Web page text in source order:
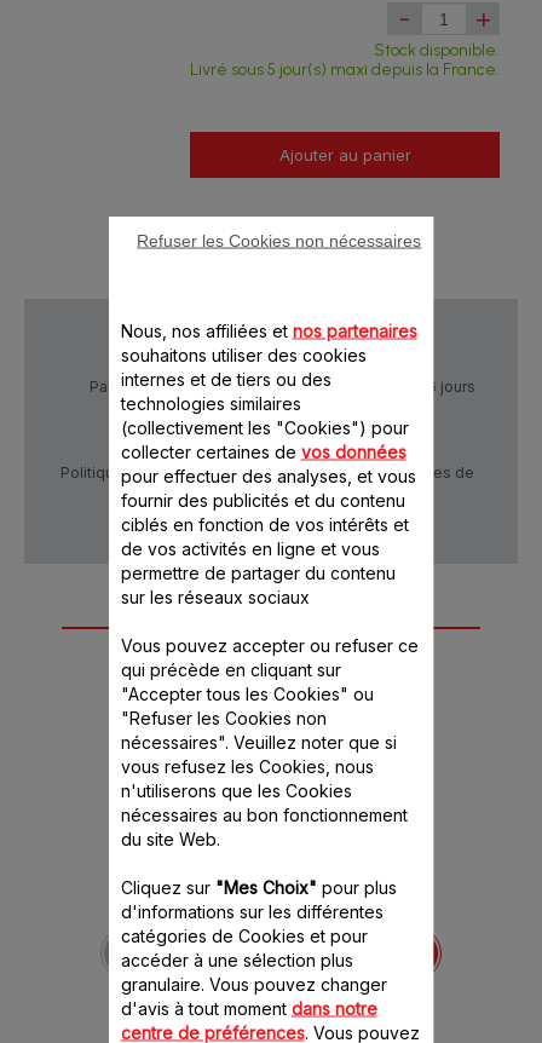
- +
Stock disponible.
Livré sous 5 jour(s) maxi depuis la France.
Ajouter au panier
Paiement Sécurisé Livraison sous 5 à 6 jours
Politique de confidentialité
Conditions générales de
recommandé(s)
Corps du hachoir SS-
193512
Vos charcuteries à la
demande
Stock disponible.
Nous, nos affiliées et nos partenaires
souhaitons utiliser des cookies
internes et de tiers ou des
technologies similaires
(collectivement les "Cookies") pour
collecter certaines de vos données
pour effectuer des analyses, et vous
fournir des publicités et du contenu
ciblés en fonction de vos intérêts et
de vos activités en ligne et vous
permettre de partager du contenu
sur les réseaux sociaux
Vous pouvez accepter ou refuser ce
qui précède en cliquant sur
"Accepter tous les Cookies" ou
"Refuser les Cookies non
nécessaires". Veuillez noter que si
vous refusez les Cookies, nous
n'utiliserons que les Cookies
nécessaires au bon fonctionnement
du site Web.
Cliquez sur "Mes Choix" pour plus
d'informations sur les différentes
catégories de Cookies et pour
accéder à une sélection plus
granulaire. Vous pouvez changer
d'avis à tout moment dans notre
centre de préférences. Vous pouvez
Refuser les Cookies non nécessaires